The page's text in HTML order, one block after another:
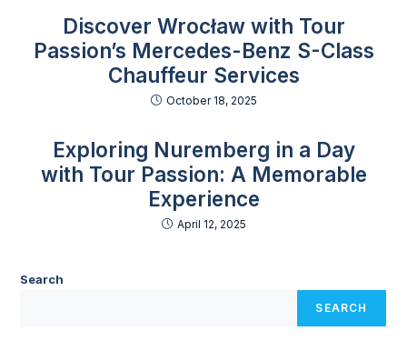
Discover Wrocław with Tour
Passion’s Mercedes-Benz S-Class
Chauffeur Services
October 18, 2025
Exploring Nuremberg in a Day
with Tour Passion: A Memorable
Experience
April 12, 2025
Search
SEARCH